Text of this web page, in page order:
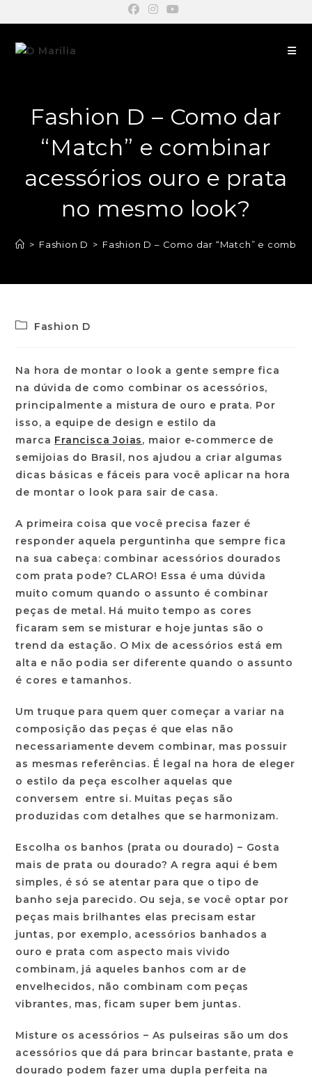
Fashion D – Como dar
“Match” e combinar
acessórios ouro e prata
no mesmo look?
> Fashion D > Fashion D – Como dar “Match” e
Fashion D
Na hora de montar o look a gente sempre fica
na dúvida de como combinar os acessórios,
principalmente a mistura de ouro e prata. Por
isso, a equipe de design e estilo da
marca Francisca Joias, maior e-commerce de
semijoias do Brasil, nos ajudou a criar algumas
dicas básicas e fáceis para você aplicar na hora
de montar o look para sair de casa.
A primeira coisa que você precisa fazer é
responder aquela perguntinha que sempre fica
na sua cabeça: combinar acessórios dourados
com prata pode? CLARO! Essa é uma dúvida
muito comum quando o assunto é combinar
peças de metal. Há muito tempo as cores
ficaram sem se misturar e hoje juntas são o
trend da estação. O Mix de acessórios está em
alta e não podia ser diferente quando o assunto
é cores e tamanhos.
Um truque para quem quer começar a variar na
composição das peças é que elas não
necessariamente devem combinar, mas possuir
as mesmas referências. É legal na hora de eleger
o estilo da peça escolher aquelas que
conversem entre si. Muitas peças são
produzidas com detalhes que se harmonizam.
Escolha os banhos (prata ou dourado) – Gosta
mais de prata ou dourado? A regra aqui é bem
simples, é só se atentar para que o tipo de
banho seja parecido. Ou seja, se você optar por
peças mais brilhantes elas precisam estar
juntas, por exemplo, acessórios banhados a
ouro e prata com aspecto mais vivido
combinam, já aqueles banhos com ar de
envelhecidos, não combinam com peças
vibrantes, mas, ficam super bem juntas.
Misture os acessórios – As pulseiras são um dos
acessórios que dá para brincar bastante, prata e
dourado podem fazer uma dupla perfeita na